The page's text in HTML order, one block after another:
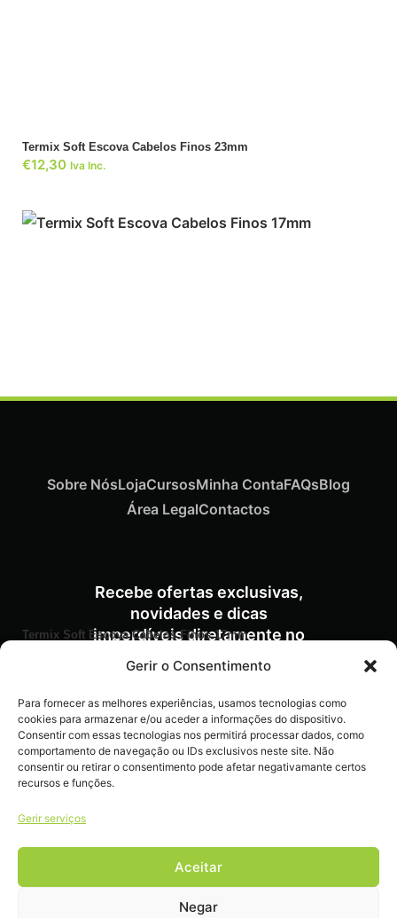
Gerir o Consentimento
Para fornecer as melhores experiências, usamos tecnologias como
cookies para armazenar e/ou aceder a informações do dispositivo.
Consentir com essas tecnologias nos permitirá processar dados, como
comportamento de navegação ou IDs exclusivos neste site. Não
consentir ou retirar o consentimento pode afetar negativamante certos
recursos e funções.
Gerir serviços
Aceitar
Negar
Termix Soft Escova Cabelos Finos 23mm
€12,30 Iva Inc.
ADICIONAR
Termix Soft Escova Cabelos Finos 17mm
Recebe ofertas exclusivas,
novidades e dicas
imperdíveis diretamente no
teu e-mail.
Sobre NósLojaCursosMinha ContaFAQsBlog
Área LegalContactos